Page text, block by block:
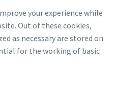
your experience while
Out of these cookies,
as necessary are stored on
for the working of basic